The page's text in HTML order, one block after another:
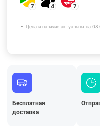
7 4 7
Цена и наличие актуальны на
Бесплатная
доставка